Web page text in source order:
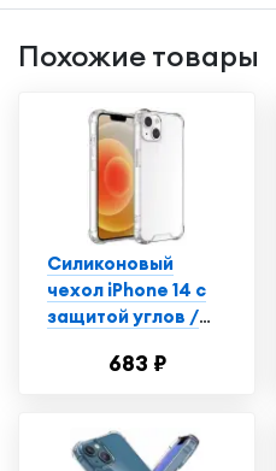
Похожие товары
Силиконовый
чехол iPhone 14 с
защитой углов /
на Айфон 14
683 ₽